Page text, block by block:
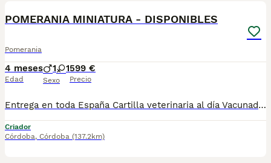
POMERANIA MINIATURA - DISPONIBLES
Pomerania
4 meses
Edad
1 1
Sexo
599 €
Precio
Entrega en toda España Cartilla veterinaria al día Vacunados y desparasitados según edad Microchip incluido Revisados por veterinario Cachorros socializados y acostumbrados al contacto humano Asesoramiento antes y después de la entrega 670864332 ADEMAS NO COBRAMOS NI UN EURO POR ADELANTADO , PASA QUE PAGAS Y LUEGO NO TE LLEGA NADA !!!!! los cachorros están socializados y en perfectas condiciones , mejor escríbenos al what y te detallamos info si quieres tener una buena experiencia este es tu sitio. . GRACIAS .......................................................................
Criador
Córdoba, Córdoba (137.2km)